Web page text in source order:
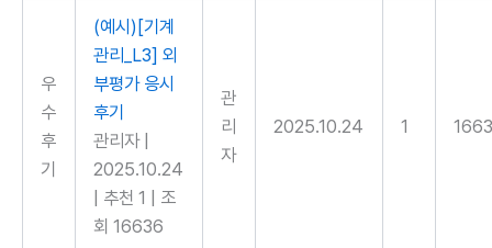
우
수
후
기
(예시)[기계
관리_L3] 외
부평가 응시
후기
관리자
2025.10.24
추천 1
조
회 16636
관
리
자
2025.10.24 1